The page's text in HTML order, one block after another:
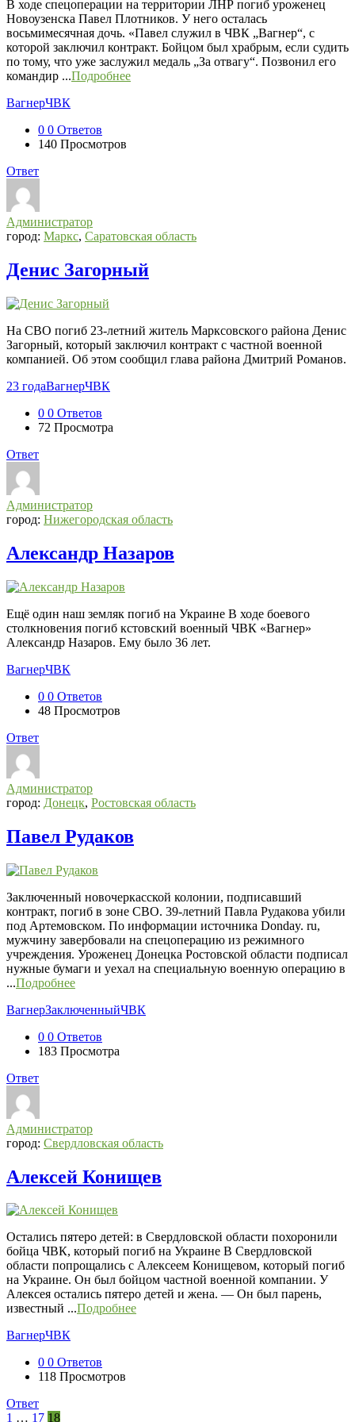
В ходе спецоперации на территории ЛНР погиб уроженец
Новоузенска Павел Плотников. У него осталась
восьмимесячная дочь. «Павел служил в ЧВК „Вагнер“, с
которой заключил контракт. Бойцом был храбрым, если судить
по тому, что уже заслужил медаль „За отвагу“. Позвонил его
командир ...Подробнее
ВагнерЧВК
0 0 Ответов
140 Просмотров
Ответ
Администратор
город: Маркс, Саратовская область
Денис Загорный
На СВО погиб 23-летний житель Марксовского района Денис
Загорный, который заключил контракт с частной военной
компанией. Об этом сообщил глава района Дмитрий Романов.
23 годаВагнерЧВК
0 0 Ответов
72 Просмотра
Ответ
Администратор
город: Нижегородская область
Александр Назаров
Ещё один наш земляк погиб на Украине В ходе боевого
столкновения погиб кстовский военный ЧВК «Вагнер»
Александр Назаров. Ему было 36 лет.
ВагнерЧВК
0 0 Ответов
48 Просмотров
Ответ
Администратор
город: Донецк, Ростовская область
Павел Рудаков
Заключенный новочеркасской колонии, подписавший
контракт, погиб в зоне СВО. 39-летний Павла Рудакова убили
под Артемовском. По информации источника Donday. ru,
мужчину завербовали на спецоперацию из режимного
учреждения. Уроженец Донецка Ростовской области подписал
нужные бумаги и уехал на специальную военную операцию в
...Подробнее
ВагнерЗаключенныйЧВК
0 0 Ответов
183 Просмотра
Ответ
Администратор
город: Свердловская область
Алексей Конищев
Остались пятеро детей: в Свердловской области похоронили
бойца ЧВК, который погиб на Украине В Свердловской
области попрощались с Алексеем Конищевом, который погиб
на Украине. Он был бойцом частной военной компании. У
Алексея остались пятеро детей и жена. — Он был парень,
известный ...Подробнее
ВагнерЧВК
0 0 Ответов
118 Просмотров
Ответ
1 … 17 18